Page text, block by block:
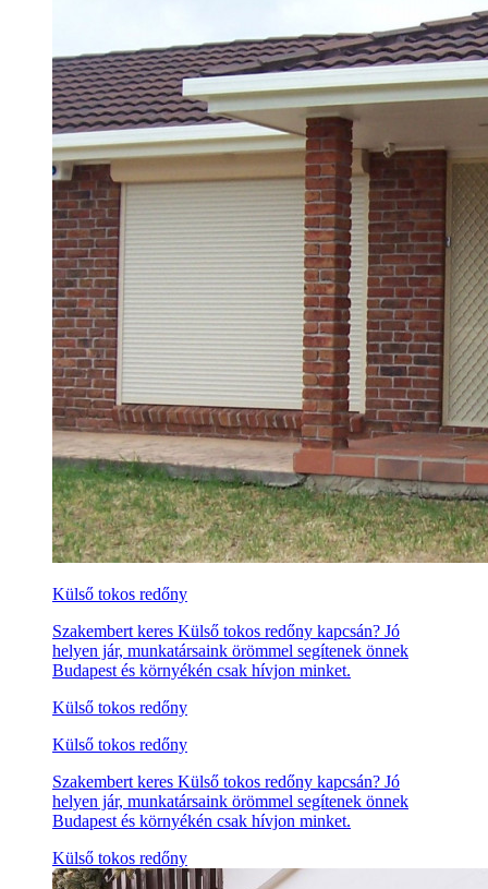
Külső tokos redőny
Szakembert keres Külső tokos redőny kapcsán? Jó
helyen jár, munkatársaink örömmel segítenek önnek
Budapest és környékén csak hívjon minket.
Külső tokos redőny
Külső tokos redőny
Szakembert keres Külső tokos redőny kapcsán? Jó
helyen jár, munkatársaink örömmel segítenek önnek
Budapest és környékén csak hívjon minket.
Külső tokos redőny